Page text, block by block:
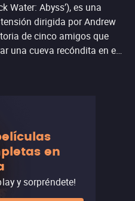
Water: Abyss’), es una
dirigida por Andrew
de cinco amigos que
una cueva recóndita en el
como el peor viaje de
secuela de su
Water’), la
reales. Un thriller de
en la orilla del asiento
claustrofobia, y
incluso antes de
en
y sorpréndete!